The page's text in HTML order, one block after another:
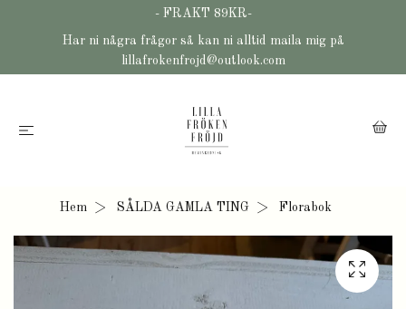
- FRAKT 89KR-
Har ni några frågor så kan ni alltid maila mig på
lillafrokenfrojd@outlook.com
Hem SÅLDA GAMLA TING Florabok